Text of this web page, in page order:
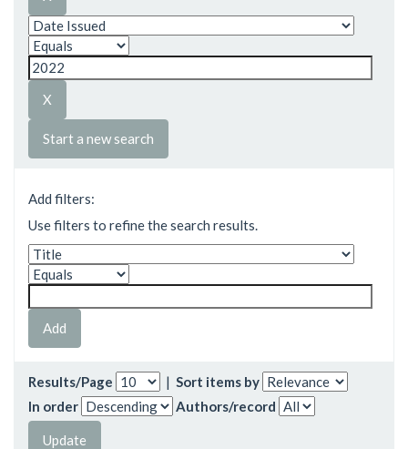
Start a new search
Add filters:
Use filters to refine the search results.
Results/Page | Sort items by
In order
Authors/record